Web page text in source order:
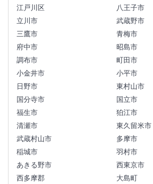
江戸川区
八王子市
立川市
武蔵野市
三鷹市
青梅市
府中市
昭島市
調布市
町田市
小金井市
小平市
日野市
東村山市
国分寺市
国立市
福生市
狛江市
清瀬市
東久留米市
武蔵村山市
多摩市
稲城市
羽村市
あきる野市
西東京市
西多摩郡
大島町